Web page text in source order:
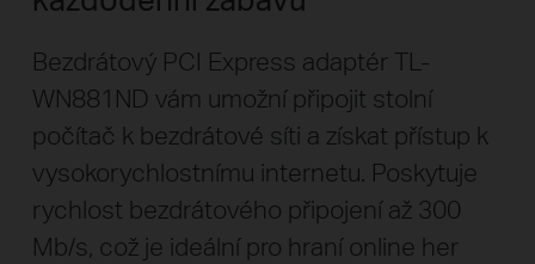
Bezdrátový PCI Express adaptér TL-
WN881ND vám umožní připojit stolní
počítač k bezdrátové síti a získat přístup k
vysokorychlostnímu internetu. Poskytuje
rychlost bezdrátového připojení až 300
Mb/s, což je ideální pro hraní online her